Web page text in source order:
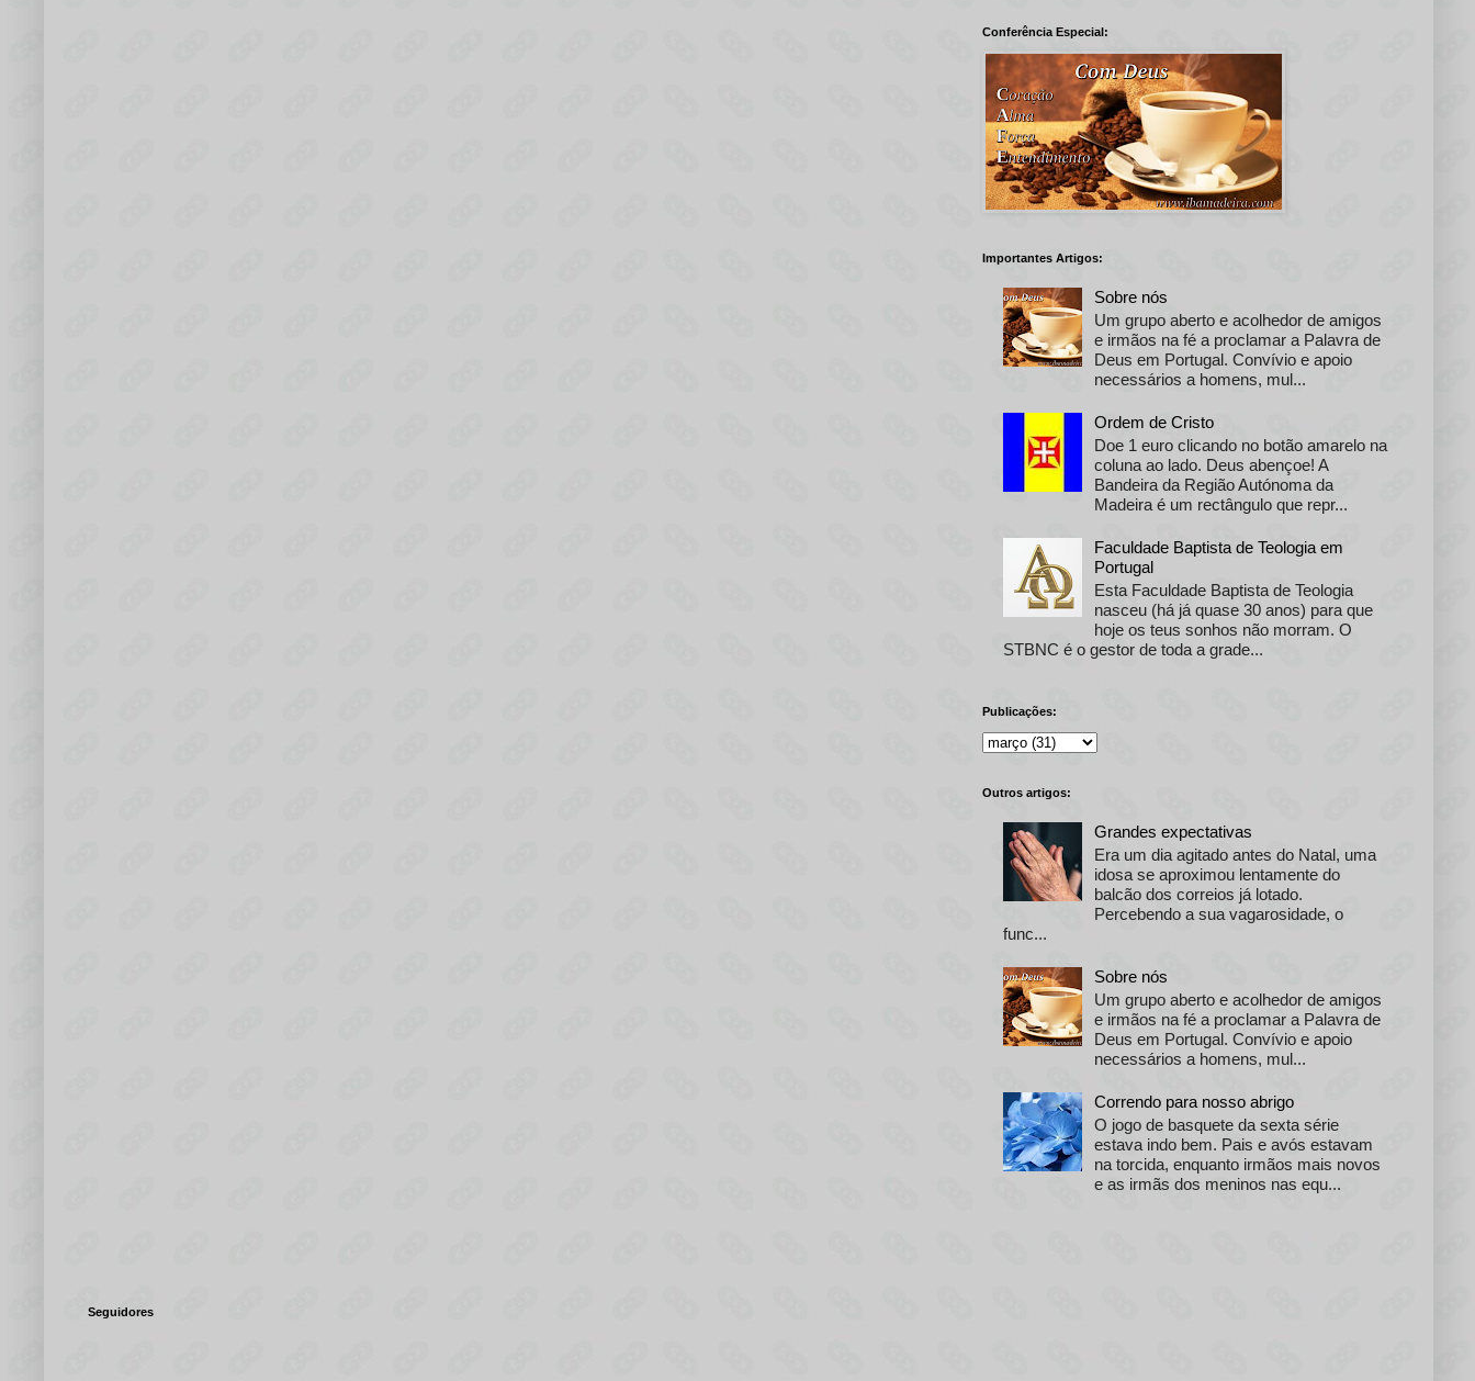
Conferência Especial:
Importantes Artigos:
Sobre nós
Um grupo aberto e acolhedor de amigos
e irmãos na fé a proclamar a Palavra de
Deus em Portugal. Convívio e apoio
necessários a homens, mul...
Ordem de Cristo
Doe 1 euro clicando no botão amarelo na
coluna ao lado. Deus abençoe! A
Bandeira da Região Autónoma da
Madeira é um rectângulo que repr...
Faculdade Baptista de Teologia em
Portugal
Esta Faculdade Baptista de Teologia
nasceu (há já quase 30 anos) para que
hoje os teus sonhos não morram. O
STBNC é o gestor de toda a grade...
Publicações:
Outros artigos:
Grandes expectativas
Era um dia agitado antes do Natal, uma
idosa se aproximou lentamente do
balcão dos correios já lotado.
Percebendo a sua vagarosidade, o
func...
Sobre nós
Um grupo aberto e acolhedor de amigos
e irmãos na fé a proclamar a Palavra de
Deus em Portugal. Convívio e apoio
necessários a homens, mul...
Correndo para nosso abrigo
O jogo de basquete da sexta série
estava indo bem. Pais e avós estavam
na torcida, enquanto irmãos mais novos
e as irmãs dos meninos nas equ...
Seguidores